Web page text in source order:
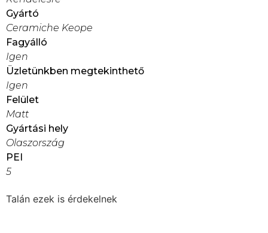
Gyártó
Ceramiche Keope
Fagyálló
Igen
Üzletünkben megtekinthető
Igen
Felület
Matt
Gyártási hely
Olaszország
PEI
5
Talán ezek is érdekelnek